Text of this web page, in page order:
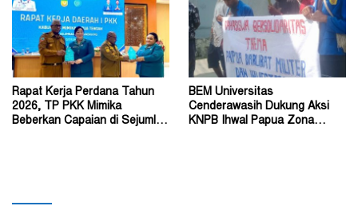
Rapat Kerja Perdana Tahun
2026, TP PKK Mimika
Beberkan Capaian di Sejumlah
BEM Universitas
Cenderawasih Dukung Aksi
KNPB Ihwal Papua Zona